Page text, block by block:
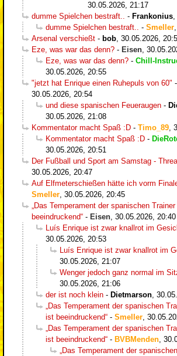
30.05.2026, 21:17
dumme Spielchen bestraft..
- Frankonius
dumme Spielchen bestraft..
- Smeller
Arsenal verschießt - bob 30.05.2026,
Eze, was war das denn? - Eisen
Eze, was war das denn? - Chill-
30.05.2026, 20:55
"jetzt hat Enrique einen Ruhepuls von 60" -
30.05.2026, 20:54
und diese spanischen Feueraugen -
30.05.2026, 21:08
Kommentator macht Spaß :D - Timo_89
Kommentator macht Spaß :D -
30.05.2026, 20:51
Der Fußball und Sport am Samstag -
30.05.2026, 20:47
Auf Elfmeterschießen hätte ich vorm
Smeller 30.05.2026, 20:45
„Das Temperament der spanischen
beeindruckend“ - Eisen 30.05.2026, 20:40
Luís Enrique ist zwar knallrot im
30.05.2026, 20:53
Luís Enrique ist zwar knallrot im
30.05.2026, 21:07
Wenger jedoch ganz normal im
30.05.2026, 21:06
der ist noch klein - Dietmarson
„Das Temperament der spanischen
ist beeindruckend“ - Smeller
„Das Temperament der spanischen
ist beeindruckend“ - BVBMenden
„Das Temperament der